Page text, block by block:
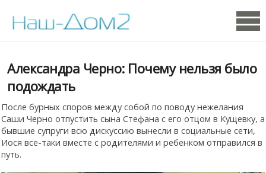
Александра Черно: Почему нельзя было
подождать
После бурных споров между собой по поводу нежелания
Саши Черно отпустить сына Стефана с его отцом в Кущевку, а
бывшие супруги всю дискуссию вынесли в социальные сети,
Иося все-таки вместе с родителями и ребенком отправился в
путь.